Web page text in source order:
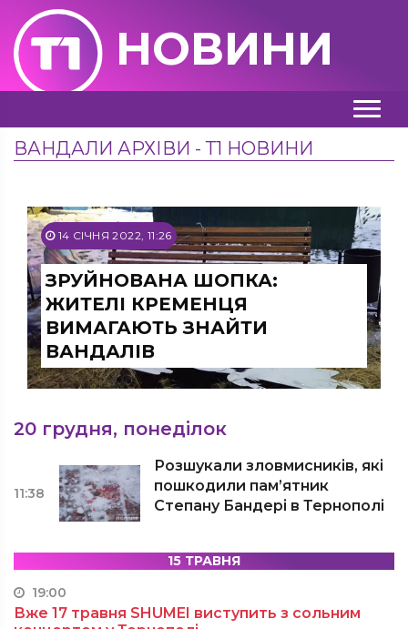
НОВИНИ
ВАНДАЛИ АРХІВИ - Т1 НОВИНИ
14 СІЧНЯ 2022, 11:26
ЗРУЙНОВАНА ШОПКА:
ЖИТЕЛІ КРЕМЕНЦЯ
ВИМАГАЮТЬ ЗНАЙТИ
ВАНДАЛІВ
20 грудня, понеділок
11:38
Розшукали зловмисників, які
пошкодили пам’ятник
Степану Бандері в Тернополі
15 ТРАВНЯ
19:00
Вже 17 травня SHUMEI виступить з сольним